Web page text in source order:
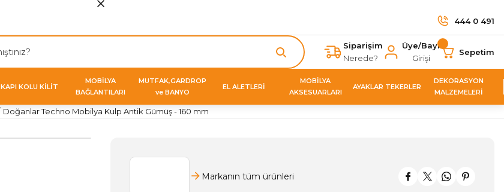
444 0 491
Siparişim
Nerede?
Üye/Bayi
Girişi
Sepetim
KAPI KOLU KİLİT
MOBİLYA
BAĞLANTILARI
MUTFAK,GARDROP
ve BANYO
EL ALETLERİ
MOBİLYA
AKSESUARLARI
AYAKLAR TEKERLER
DEKORASYON
MALZEMELERİ
Doğanlar Techno Mobilya Kulp Antik Gümüş - 160 mm
Markanın tüm ürünleri